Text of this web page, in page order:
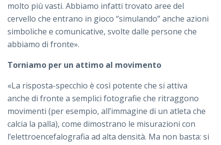
molto più vasti. Abbiamo infatti trovato aree del
cervello che entrano in gioco “simulando” anche azioni
simboliche e comunicative, svolte dalle persone che
abbiamo di fronte».
Torniamo per un attimo al movimento
«La risposta-specchio è così potente che si attiva
anche di fronte a semplici fotografie che ritraggono
movimenti (per esempio, all’immagine di un atleta che
calcia la palla), come dimostrano le misurazioni con
l’elettroencefalografia ad alta densità. Ma non basta: si